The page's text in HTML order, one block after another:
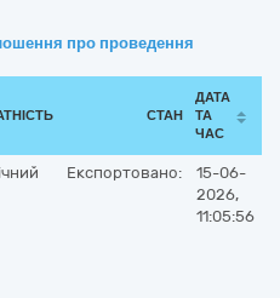
про проведення
СТАН
ДАТА
ТА
ЧАС
Експортовано:
15-06-
2026,
11:05:56